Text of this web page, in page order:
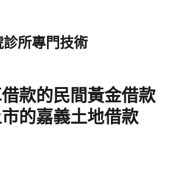
所專門技術
款的民間黃金借款
的嘉義土地借款